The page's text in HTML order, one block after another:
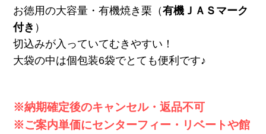
お徳用の大容量・有機焼き栗（有機ＪＡＳマーク
付き ）
切込みが入っていてむきやすい！
大袋の中は個包装6袋でとても便利です♪
※納期確定後のキャンセル・返品不可
※ご案内単価にセンターフィー・リベートや館